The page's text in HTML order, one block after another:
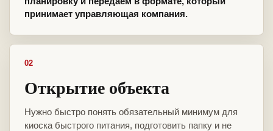
принимает управляющая компания.
02
Открытие объекта
Нужно быстро понять обязательный минимум для
киоска быстрого питания, подготовить папку и не